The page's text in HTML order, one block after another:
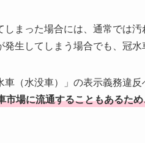
まった場合には、通常では
生してしまう場合でも、冠水
（水没車）」の表示義務違
市場に流通することもあるた